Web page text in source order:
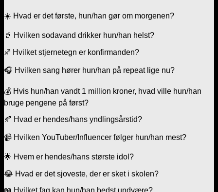
☀️ Hvad er det første, hun/han gør om morgenen?
🥤 Hvilken sodavand drikker hun/han helst?
♐ Hvilket stjernetegn er konfirmanden?
🎧 Hvilken sang hører hun/han på repeat lige nu?
💰 Hvis hun/han vandt 1 million kroner, hvad ville hun/han
bruge pengene på først?
🍂 Hvad er hendes/hans yndlingsårstid?
📹 Hvilken YouTuber/Influencer følger hun/han mest?
🌟 Hvem er hendes/hans største idol?
😂 Hvad er det sjoveste, der er sket i skolen?
📖 Hvilket fag kan hun/han bedst undvære?